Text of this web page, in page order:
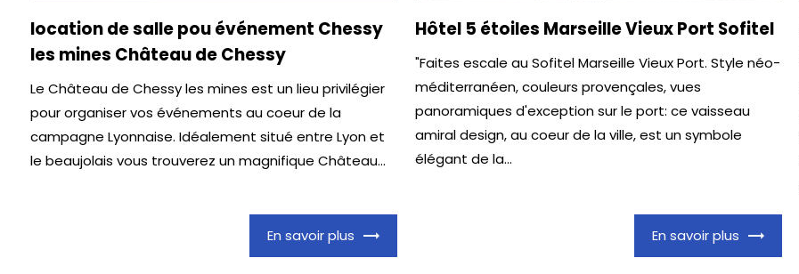
location de salle pou événement Chessy
les mines Château de Chessy
Le Château de Chessy les mines est un lieu privilégier
pour organiser vos événements au coeur de la
campagne Lyonnaise. Idéalement situé entre Lyon et
le beaujolais vous trouverez un magnifique Château...
En savoir plus
Hôtel 5 étoiles Marseille Vieux Port Sofitel
"Faites escale au Sofitel Marseille Vieux Port. Style néo-
méditerranéen, couleurs provençales, vues
panoramiques d'exception sur le port: ce vaisseau
amiral design, au coeur de la ville, est un symbole
élégant de la...
En savoir plus